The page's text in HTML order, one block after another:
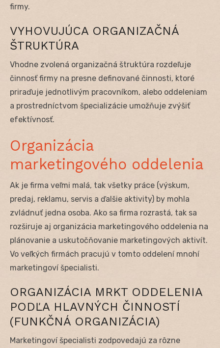
firmy.
VYHOVUJÚCA ORGANIZAČNÁ
ŠTRUKTÚRA
Vhodne zvolená organizačná štruktúra rozdeľuje
činnosť firmy na presne definované činnosti, ktoré
priraďuje jednotlivým pracovníkom, alebo oddeleniam
a prostredníctvom špecializácie umožňuje zvýšiť
efektívnosť.
Organizácia
marketingového oddelenia
Ak je firma veľmi malá, tak všetky práce (výskum,
predaj, reklamu, servis a ďalšie aktivity) by mohla
zvládnuť jedna osoba. Ako sa firma rozrastá, tak sa
rozširuje aj organizácia marketingového oddelenia na
plánovanie a uskutočňovanie marketingových aktivít.
Vo veľkých firmách pracujú v tomto oddelení mnohí
marketingoví špecialisti.
ORGANIZÁCIA MRKT ODDELENIA
PODĽA HLAVNÝCH ČINNOSTÍ
(FUNKČNÁ ORGANIZÁCIA)
Marketingoví špecialisti zodpovedajú za rôzne